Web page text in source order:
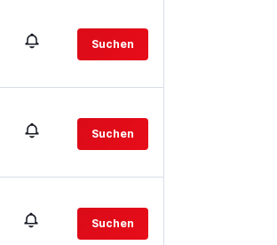
Suchen
Suchen
Suchen